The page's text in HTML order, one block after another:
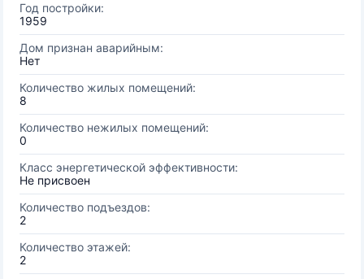
Год постройки:
1959
Дом признан аварийным:
Нет
Количество жилых помещений:
8
Количество нежилых помещений:
0
Класс энергетической эффективности:
Не присвоен
Количество подъездов:
2
Количество этажей:
2